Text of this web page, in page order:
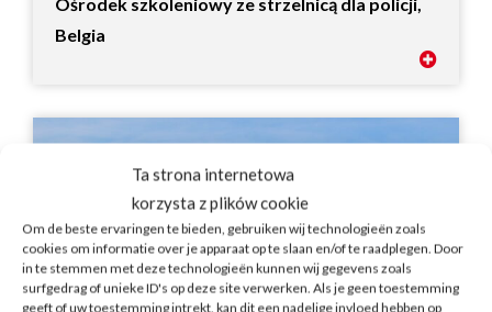
Ta strona internetowa
korzysta z plików cookie
Om de beste ervaringen te bieden, gebruiken wij technologieën zoals
cookies om informatie over je apparaat op te slaan en/of te raadplegen. Door
in te stemmen met deze technologieën kunnen wij gegevens zoals
surfgedrag of unieke ID's op deze site verwerken. Als je geen toestemming
geeft of uw toestemming intrekt, kan dit een nadelige invloed hebben op
Belgia